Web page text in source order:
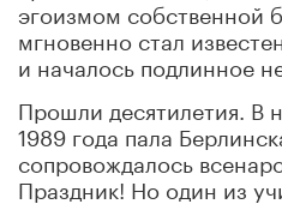
эгоизмом собственной
мгновенно стал
и началось подлинное
Прошли десятилетия. В
1989 года пала
сопровождалось
Праздник! Но один из